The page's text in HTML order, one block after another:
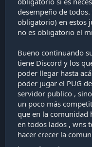
desempeño de
obligatorio) en estos
no es obligatorio el
Bueno continuando
tiene Discord y los
poder llegar hasta
poder jugar el PUG
servidor publico ,
un poco más
que en la comunidad
en todos lados , wns
hacer crecer la